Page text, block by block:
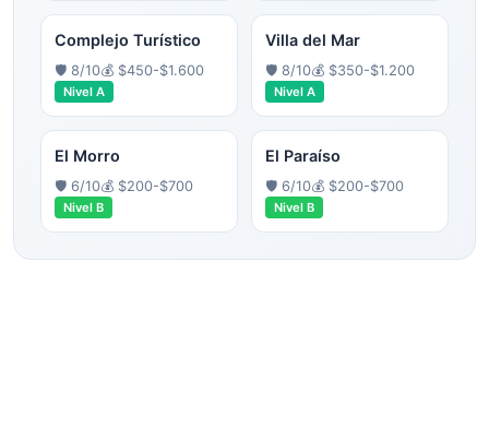
Complejo Turístico
🛡️ 8/10💰 $450-$1.600
Nivel A
Villa del Mar
🛡️ 8/10💰 $350-$1.200
Nivel A
El Morro
🛡️ 6/10💰 $200-$700
Nivel B
El Paraíso
🛡️ 6/10💰 $200-$700
Nivel B